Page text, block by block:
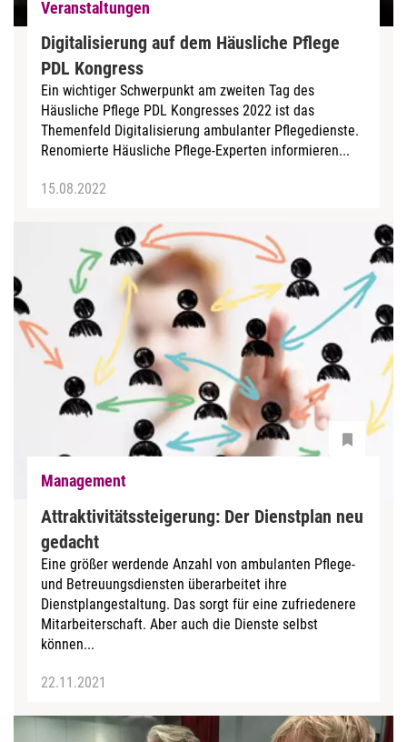
Veranstaltungen
Digitalisierung auf dem Häusliche Pflege
PDL Kongress
Ein wichtiger Schwerpunkt am zweiten Tag des
Häusliche Pflege PDL Kongresses 2022 ist das
Themenfeld Digitalisierung ambulanter Pflegedienste.
Renomierte Häusliche Pflege-Experten informieren...
15.08.2022
Management
Attraktivitätssteigerung: Der Dienstplan neu
gedacht
Eine größer werdende Anzahl von ambulanten Pflege-
und Betreuungsdiensten überarbeitet ihre
Dienstplangestaltung. Das sorgt für eine zufriedenere
Mitarbeiterschaft. Aber auch die Dienste selbst
können...
22.11.2021